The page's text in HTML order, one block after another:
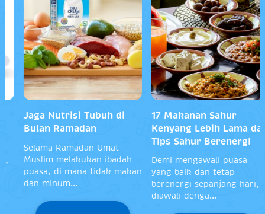
17 Makanan Sahur
Kenyang Lebih Lama dan
Demi mengawali puasa
yang baik dan tetap
berenergi sepanjang hari,
5 Menu Sahur Sehat
Agar Tidak Lemas
Selama Berpuasa
Kamu perlu membuat resep
sahur bernutrisi sebagai
bekal kamu menjalani
ibadah pu...